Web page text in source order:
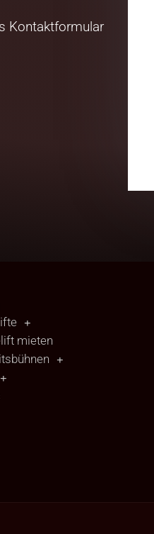
Kontaktformular
mieten